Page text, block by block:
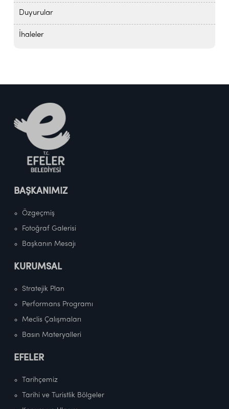
Duyurular
İhaleler
BAŞKANIMIZ
Özgeçmiş
Fotoğraf Galerisi
Başkanın Mesajı
KURUMSAL
Stratejik Plan
Performans Programı
Meclis Çalışmaları
Basın Materyalleri
EFELER
Tarihçemiz
Tarihi ve Turistlik Bölgeler